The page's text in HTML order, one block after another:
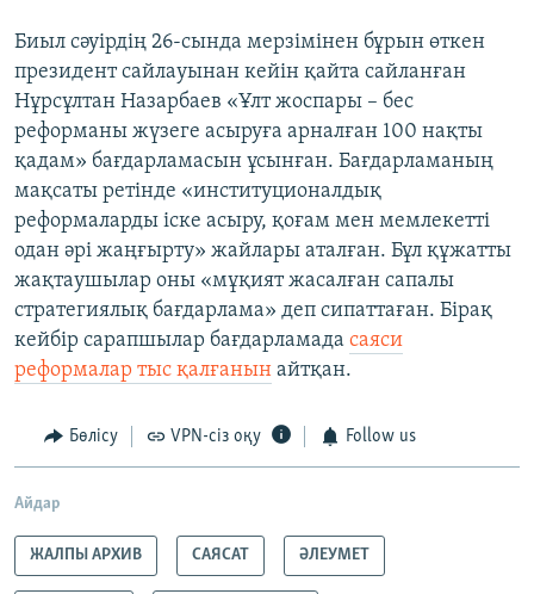
Биыл сәуірдің 26-сында мерзімінен бұрын өткен
президент сайлауынан кейін қайта сайланған
Нұрсұлтан Назарбаев «Ұлт жоспары – бес
реформаны жүзеге асыруға арналған 100 нақты
қадам» бағдарламасын ұсынған. Бағдарламаның
мақсаты ретінде «институционалдық
реформаларды іске асыру, қоғам мен мемлекетті
одан әрі жаңғырту» жайлары аталған. Бұл құжатты
жақтаушылар оны «мұқият жасалған сапалы
стратегиялық бағдарлама» деп сипаттаған. Бірақ
кейбір сарапшылар бағдарламада саяси
реформалар тыс қалғанын айтқан.
Бөлісу VPN-сіз оқу Follow us
Айдар
ЖАЛПЫ АРХИВ САЯСАТ ӘЛЕУМЕТ